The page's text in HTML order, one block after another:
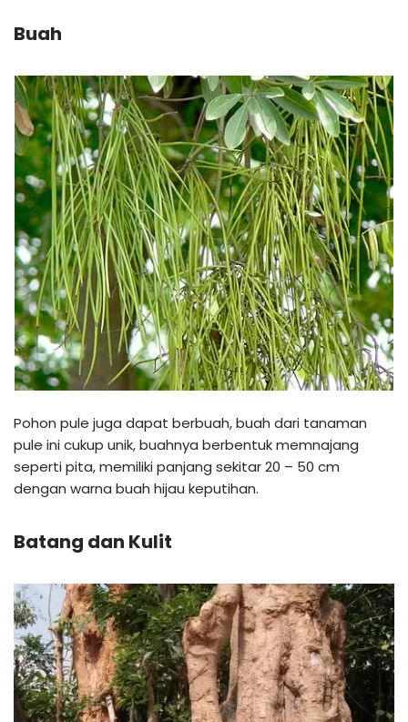
Buah
Pohon pule juga dapat berbuah, buah dari tanaman
pule ini cukup unik, buahnya berbentuk memnajang
seperti pita, memiliki panjang sekitar 20 – 50 cm
dengan warna buah hijau keputihan.
Batang dan Kulit